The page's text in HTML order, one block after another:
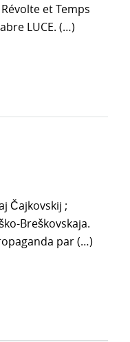
et Temps
LUCE. (…)
Čajkovskij ;
Breškovskaja.
par (…)